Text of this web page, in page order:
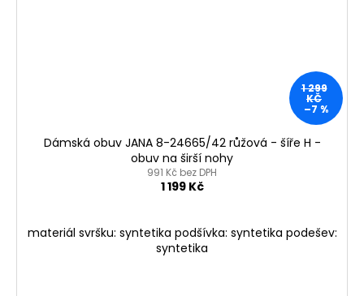
1 299
KČ
–7 %
Dámská obuv JANA 8-24665/42 růžová - šíře H -
obuv na širší nohy
991 Kč bez DPH
1 199 Kč
materiál svršku: syntetika podšívka: syntetika podešev:
syntetika